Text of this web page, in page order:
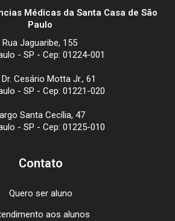
Médicas da Santa Casa de São
Paulo
Rua Jaguaribe, 155
- SP - Cep: 01224-001
Dr. Cesário Motta Jr., 61
- SP - Cep: 01221-020
Santa Cecília, 47
- SP - Cep: 01225-010
Contato
Quero ser aluno
aos alunos